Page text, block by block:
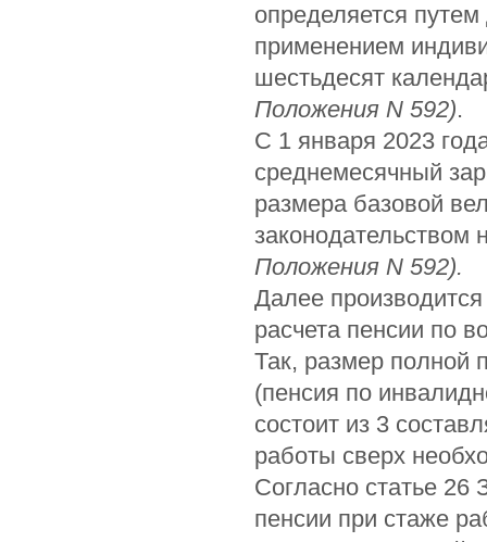
определяется
применением
шестьдесят
Положения N 592).
С 1 января 2023
среднемесячный
размера базовой
законодательством
Положения N 592).
Далее
расчета пенсии по
Так, размер полной
(пенсия по
состоит из 3
работы сверх
Согласно статье 26
пенсии при стаже